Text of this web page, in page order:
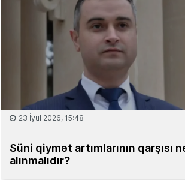
15 İyul 2026, 13:59
Müəssisələrin qiymətləndirilməsi
üzrə Milli Reyestr yaradılsın